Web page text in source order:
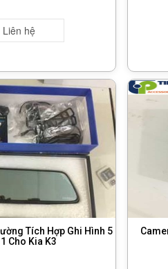
Tích Hợp Ghi Hình 5
Cho Kia K3